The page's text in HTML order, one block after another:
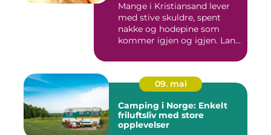
Mange i Kristiansand lever
med stive skuldre, spent
nakke og hodepine som
kommer igjen og igjen. Lan...
09. mai
Camping i Norge: Enkelt
friluftsliv med store
opplevelser